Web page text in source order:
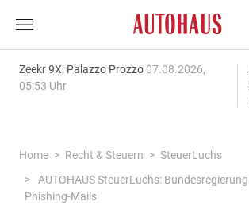
Zeekr 9X: Palazzo Prozzo 07.08.2026,
05:53 Uhr
Home Recht & Steuern
SteuerLuchs
AUTOHAUS SteuerLuchs:
Phishing-Mails